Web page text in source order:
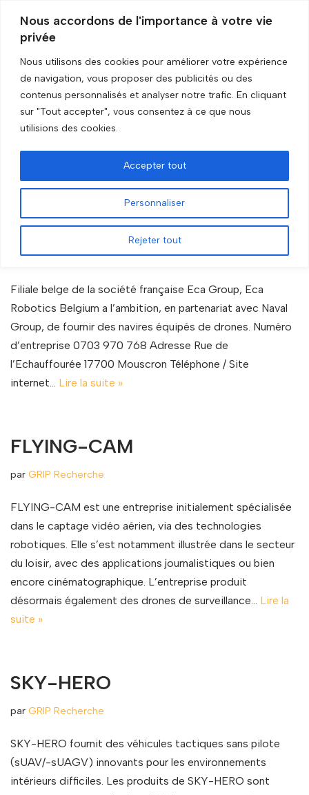
Nous accordons de l'importance à votre vie
privée
Nous utilisons des cookies pour améliorer votre expérience
de navigation, vous proposer des publicités ou des
contenus personnalisés et analyser notre trafic. En cliquant
sur "Tout accepter", vous consentez à ce que nous
utilisions des cookies.
Personnaliser
Rejeter tout
Accepter tout
Aller
au
contenu
Accueil»drone
drone
EXAIL ROBOTICS BELGIUM
(anciennement ECA ROBOTICS
BELGIUM)
parGRIP Recherche
Filiale belge de la société française Eca Group, Eca
Robotics Belgium a l’ambition, en partenariat avec Naval
Group, de fournir des navires équipés de drones. Numéro
d’entreprise 0703 970 768 Adresse Rue de
l’Echauffourée 17700 Mouscron Téléphone / Site
internet… Lire la suite »
FLYING-CAM
par GRIP Recherche
FLYING-CAM est une entreprise initialement spécialisée
dans le captage vidéo aérien, via des technologies
robotiques. Elle s’est notamment illustrée dans le secteur
du loisir, avec des applications journalistiques ou bien
encore cinématographique. L’entreprise produit
désormais également des drones de surveillance… Lire la
suite »
SKY-HERO
par GRIP Recherche
SKY-HERO fournit des véhicules tactiques sans pilote
(sUAV/-sUAGV) innovants pour les environnements
intérieurs difficiles. Les produits de SKY-HERO sont